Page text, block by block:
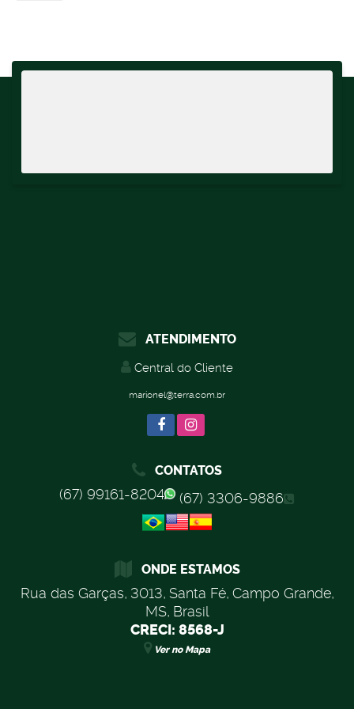
ATENDIMENTO
Central do Cliente
marionel@terra.com.br
CONTATOS
(67) 99161-8204 (67) 3306-9886
ONDE ESTAMOS
Rua das Garças, 3013, Santa Fé, Campo Grande,
MS, Brasil
CRECI: 8568-J
Ver no Mapa